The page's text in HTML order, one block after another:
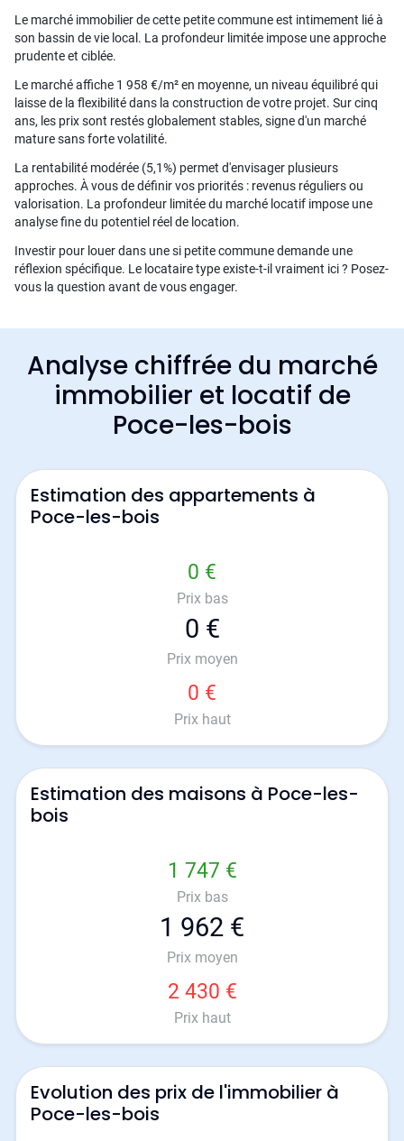
Le marché immobilier de cette petite commune est intimement lié à
son bassin de vie local. La profondeur limitée impose une approche
prudente et ciblée.
Le marché affiche 1 958 €/m² en moyenne, un niveau équilibré qui
laisse de la flexibilité dans la construction de votre projet. Sur cinq
ans, les prix sont restés globalement stables, signe d'un marché
mature sans forte volatilité.
La rentabilité modérée (5,1%) permet d'envisager plusieurs
approches. À vous de définir vos priorités : revenus réguliers ou
valorisation. La profondeur limitée du marché locatif impose une
analyse fine du potentiel réel de location.
Investir pour louer dans une si petite commune demande une
réflexion spécifique. Le locataire type existe-t-il vraiment ici ? Posez-
vous la question avant de vous engager.
Analyse chiffrée du marché
immobilier et locatif de
Poce-les-bois
Estimation des appartements à
Poce-les-bois
0 €
Prix bas
0 €
Prix moyen
0 €
Prix haut
Estimation des maisons à Poce-les-
bois
1 747 €
Prix bas
1 962 €
Prix moyen
2 430 €
Prix haut
Evolution des prix de l'immobilier à
Poce-les-bois